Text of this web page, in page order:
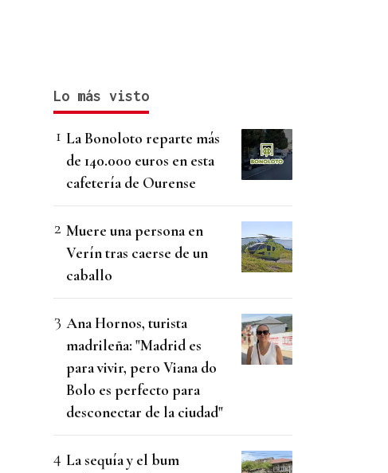
Lo más visto
La Bonoloto reparte más
de 140.000 euros en esta
cafetería de Ourense
Muere una persona en
Verín tras caerse de un
caballo
Ana Hornos, turista
madrileña: "Madrid es
para vivir, pero Viana do
Bolo es perfecto para
desconectar de la ciudad"
La sequía y el bum